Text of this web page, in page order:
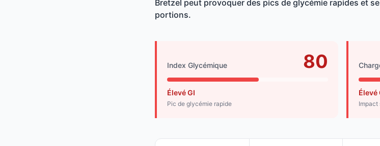
Bretzel peut provoquer des pics de glycémie rapides et
portions.
Index Glycémique 80
Élevé GI
Pic de glycémie rapide
Élevé
Impact